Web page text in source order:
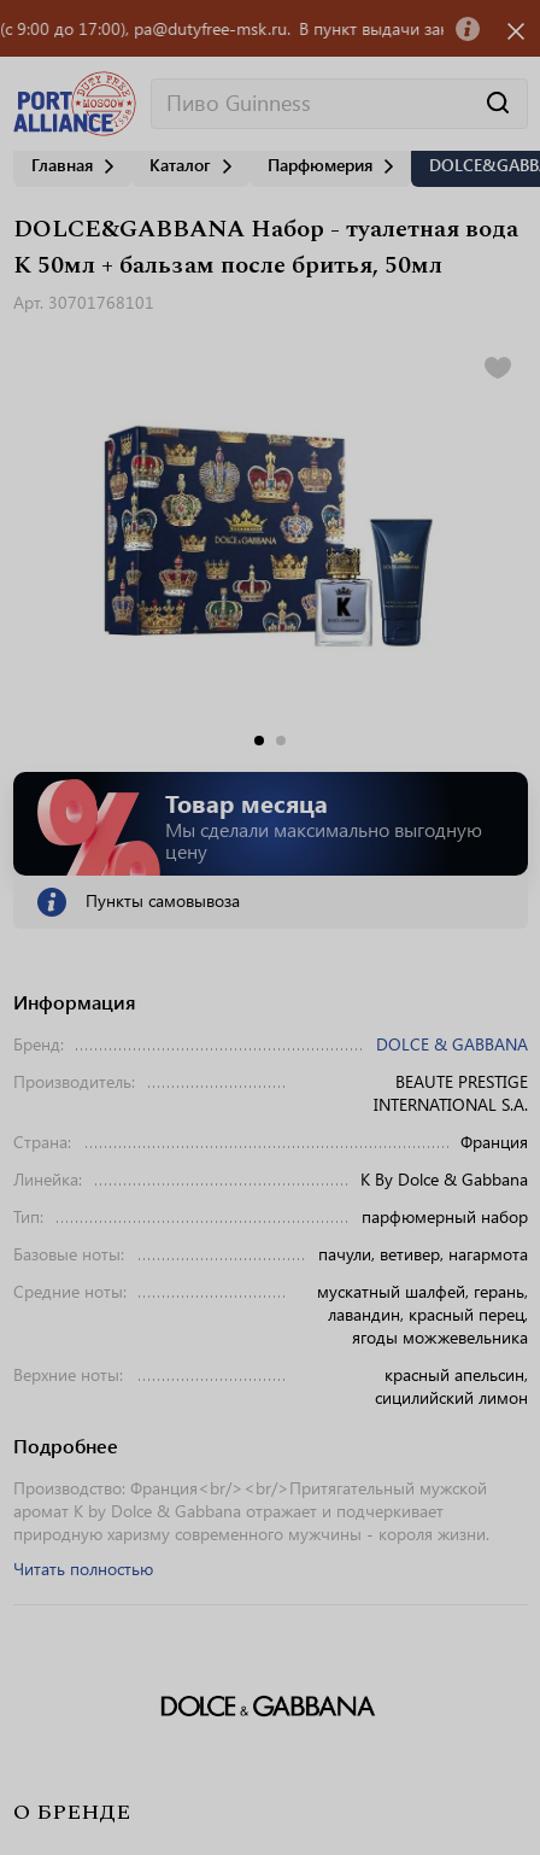
до 17:00), pa@dutyfree-msk.ru. В пункт выдачи заказов OZON
Главная Каталог Парфюмерия
DOLCE&GABBANA Набор - туалетная вода
K 50мл + бальзам после бритья, 50мл
Арт. 30701768101
Информация
Бренд:
DOLCE & GABBANA
Производитель:
BEAUTE PRESTIGE
INTERNATIONAL S.A.
Страна:
Франция
Линейка:
K By Dolce & Gabbana
Тип:
парфюмерный набор
Базовые ноты:
пачули, ветивер, нагармота
Средние ноты:
мускатный шалфей, герань,
лавандин, красный перец,
ягоды можжевельника
Верхние ноты:
красный апельсин,
сицилийский лимон
Подробнее
Производство: Франция<br/><br/>Притягательный мужской
аромат K by Dolce & Gabbana отражает и подчеркивает
природную харизму современного мужчины - короля жизни.
Читать полностью
Товар месяца
Мы сделали максимально выгодную
цену
Пункты самовывоза
О БРЕНДЕ